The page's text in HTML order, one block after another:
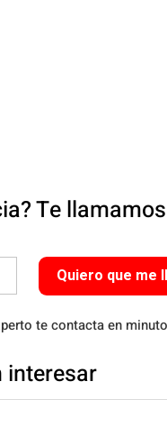
Te
Quiero que me
te contacta en
interesar